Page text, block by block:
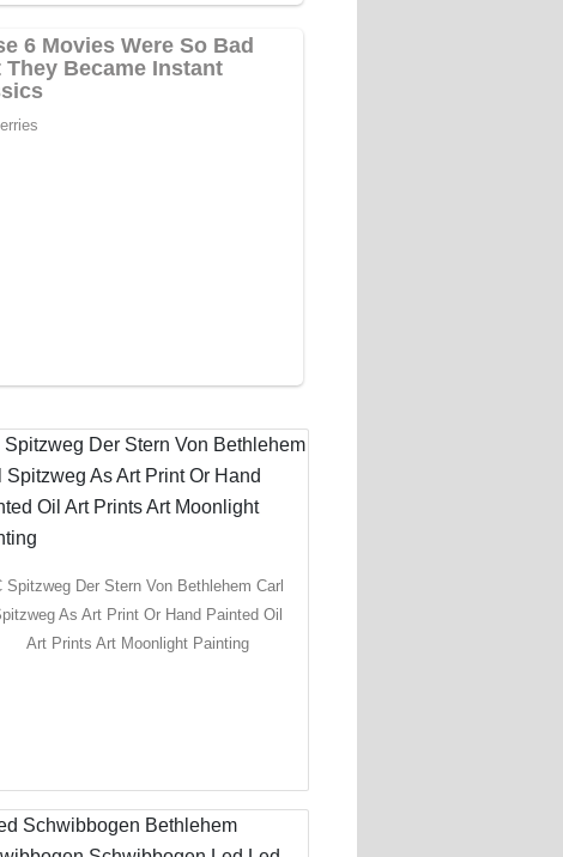
Spitzweg Der Stern Von Bethlehem Carl
As Art Print Or Hand Painted Oil
Art Prints Art Moonlight Painting